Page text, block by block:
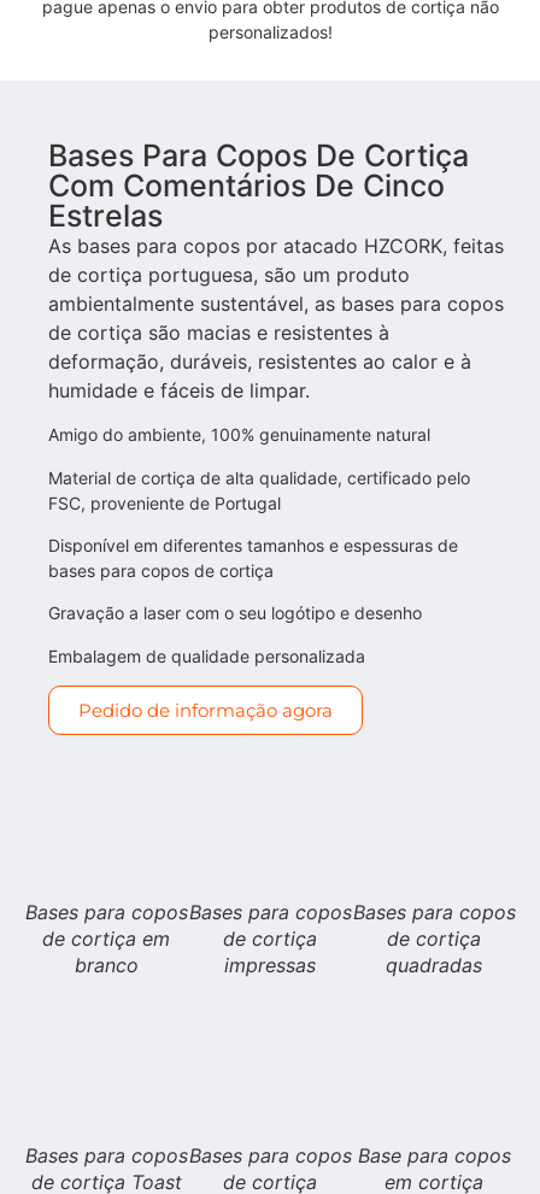
pague apenas o envio para obter produtos de cortiça não
personalizados!
Bases Para Copos De Cortiça
Com Comentários De Cinco
Estrelas
As bases para copos por atacado HZCORK, feitas
de cortiça portuguesa, são um produto
ambientalmente sustentável, as bases para copos
de cortiça são macias e resistentes à
deformação, duráveis, resistentes ao calor e à
humidade e fáceis de limpar.
Amigo do ambiente, 100% genuinamente natural
Material de cortiça de alta qualidade, certificado pelo
FSC, proveniente de Portugal
Disponível em diferentes tamanhos e espessuras de
bases para copos de cortiça
Gravação a laser com o seu logótipo e desenho
Embalagem de qualidade personalizada
Pedido de informação agora
Bases para copos
de cortiça em
branco
Bases para copos
de cortiça
impressas
Bases para copos
de cortiça
quadradas
Bases para copos
de cortiça Toast
Bases para copos
de cortiça
Base para copos
em cortiça